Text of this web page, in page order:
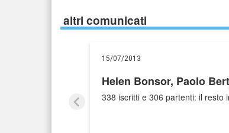
altri comunicati
15/07/2013
Helen Bonsor, Paolo
338 iscritti e 306 partenti: il resto